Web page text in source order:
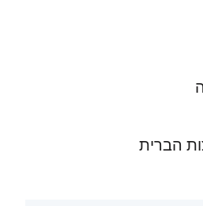
הברית